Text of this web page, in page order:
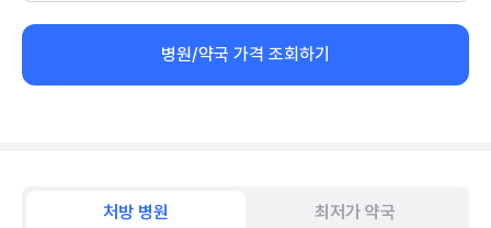
병원/약국 가격 조회하기
처방 병원 최저가 약국